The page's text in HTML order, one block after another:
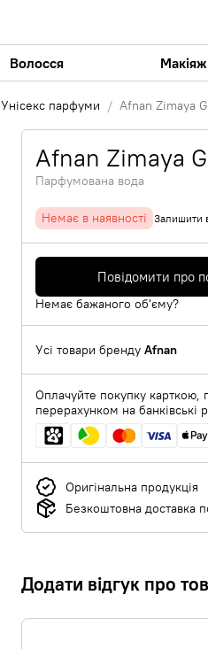
Волосся Макіяж
Унісекс парфуми Afnan Zimaya
Afnan Zimaya
Парфумована вода
Немає в наявності Залишити
Повідомити про
Немає бажаного об'єму?
Усі товари бренду Afnan
Оплачуйте покупку карткою,
перерахунком на банківські
Оригінальна продукція
Безкоштовна доставка
Додати відгук про